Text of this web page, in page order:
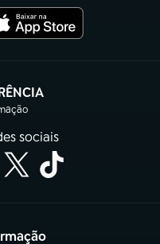
em nova aba)
sociais